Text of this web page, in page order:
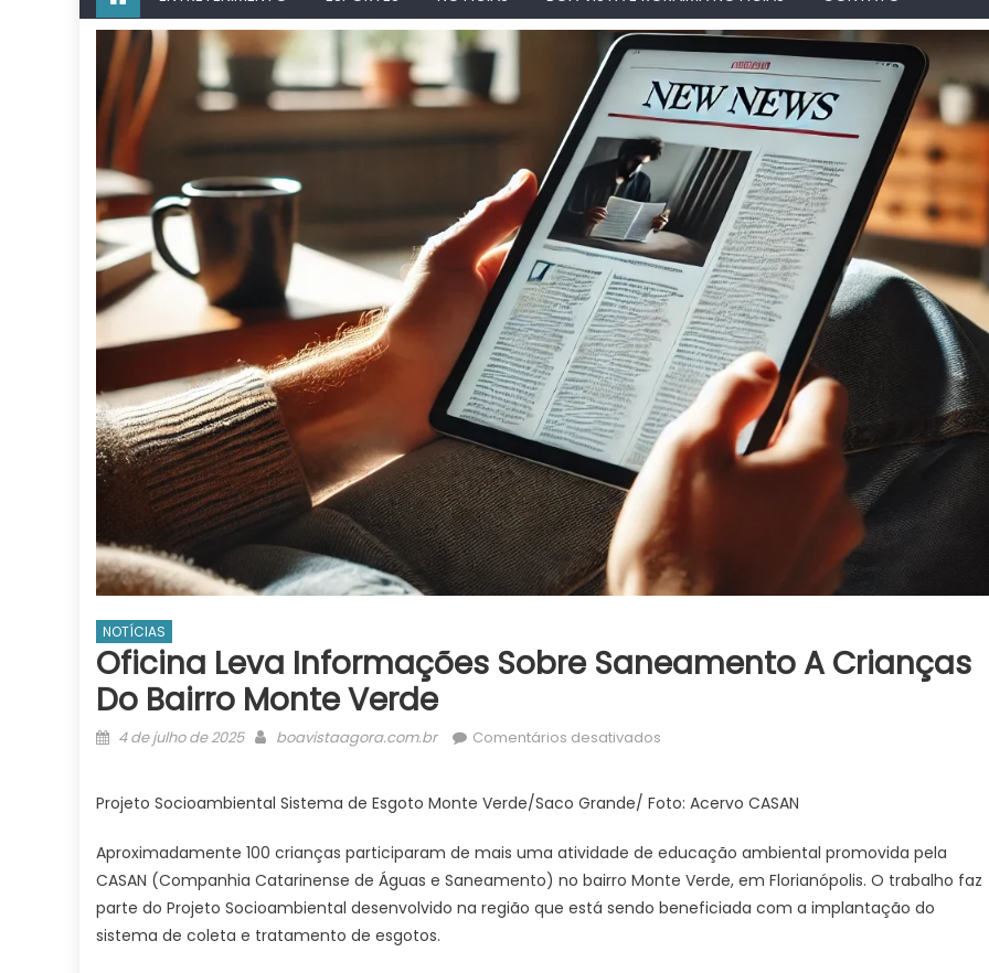
NOTÍCIAS
Oficina Leva Informações Sobre Saneamento A Crianças
Do Bairro Monte Verde
Posted
4 de julho de 2025 Author
boavistaagora.com.br Comentários desativados
informações
saneamento
a
crianças
Projeto Socioambiental Sistema de Esgoto Monte Verde/Saco Grande/ Foto: Acervo CASAN
Aproximadamente 100 crianças participaram de mais uma atividade de educação ambiental promovida pela
CASAN (Companhia Catarinense de Águas e Saneamento) no bairro Monte Verde, em Florianópolis. O trabalho faz
parte do Projeto Socioambiental desenvolvido na região que está sendo beneficiada com a implantação do
sistema de coleta e tratamento de esgotos.